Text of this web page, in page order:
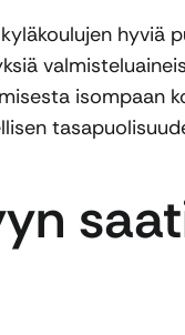
hyviä
isompaan